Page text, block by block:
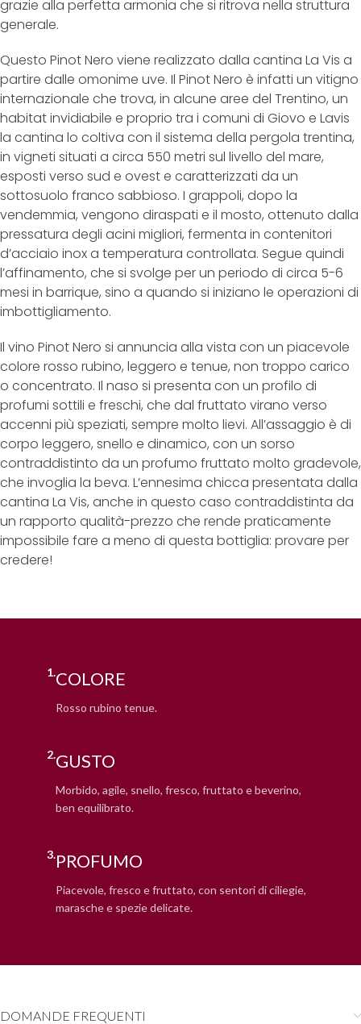
grazie alla perfetta armonia che si ritrova nella struttura
generale.
Questo Pinot Nero viene realizzato dalla cantina La Vis a
partire dalle omonime uve. Il Pinot Nero è infatti un vitigno
internazionale che trova, in alcune aree del Trentino, un
habitat invidiabile e proprio tra i comuni di Giovo e Lavis
la cantina lo coltiva con il sistema della pergola trentina,
in vigneti situati a circa 550 metri sul livello del mare,
esposti verso sud e ovest e caratterizzati da un
sottosuolo franco sabbioso. I grappoli, dopo la
vendemmia, vengono diraspati e il mosto, ottenuto dalla
pressatura degli acini migliori, fermenta in contenitori
d’acciaio inox a temperatura controllata. Segue quindi
l’affinamento, che si svolge per un periodo di circa 5-6
mesi in barrique, sino a quando si iniziano le operazioni di
imbottigliamento.
Il vino Pinot Nero si annuncia alla vista con un piacevole
colore rosso rubino, leggero e tenue, non troppo carico
o concentrato. Il naso si presenta con un profilo di
profumi sottili e freschi, che dal fruttato virano verso
accenni più speziati, sempre molto lievi. All’assaggio è di
corpo leggero, snello e dinamico, con un sorso
contraddistinto da un profumo fruttato molto gradevole,
che invoglia la beva. L’ennesima chicca presentata dalla
cantina La Vis, anche in questo caso contraddistinta da
un rapporto qualità-prezzo che rende praticamente
impossibile fare a meno di questa bottiglia: provare per
credere!
1.COLORE
Rosso rubino tenue.
2.GUSTO
Morbido, agile, snello, fresco, fruttato e beverino,
ben equilibrato.
3.PROFUMO
Piacevole, fresco e fruttato, con sentori di ciliegie,
marasche e spezie delicate.
DOMANDE FREQUENTI